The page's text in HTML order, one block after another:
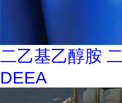
二乙基乙醇胺
DEEA